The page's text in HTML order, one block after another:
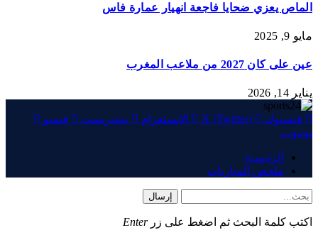
الماص يعزي ضحايا فاجعة انهيار عمارة فاس
مايو 9, 2025
عين على كان 2027 من ملاعب المغرب
يناير 14, 2026
فيسبوك X (Twitter) الانستغرام بينتيريست
فيميو
يوتيوب
الرئيسية
ملخص المباريات
إرسال
اكتب كلمة البحث ثم اضغط على زرEnter